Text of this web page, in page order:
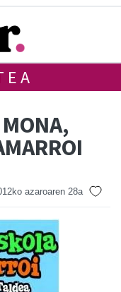
azaroaren 28a